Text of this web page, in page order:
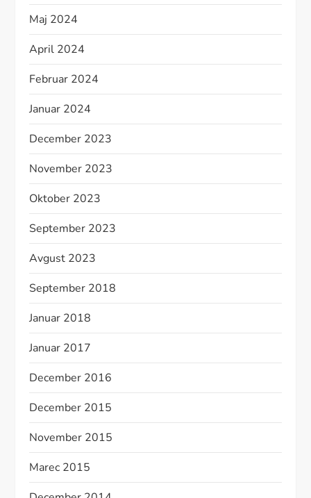
Maj 2024
April 2024
Februar 2024
Januar 2024
December 2023
November 2023
Oktober 2023
September 2023
Avgust 2023
September 2018
Januar 2018
Januar 2017
December 2016
December 2015
November 2015
Marec 2015